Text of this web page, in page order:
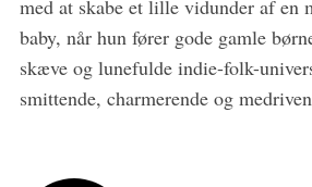
med at skabe et lille vidunder af en
baby, når hun fører gode gamle
skæve og lunefulde indie-folk-
smittende, charmerende og